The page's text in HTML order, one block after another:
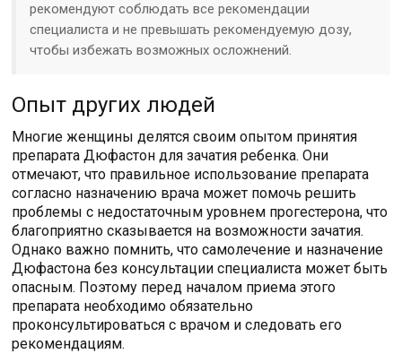
рекомендуют соблюдать все рекомендации
специалиста и не превышать рекомендуемую дозу,
чтобы избежать возможных осложнений.
Опыт других людей
Многие женщины делятся своим опытом принятия
препарата Дюфастон для зачатия ребенка. Они
отмечают, что правильное использование препарата
согласно назначению врача может помочь решить
проблемы с недостаточным уровнем прогестерона, что
благоприятно сказывается на возможности зачатия.
Однако важно помнить, что самолечение и назначение
Дюфастона без консультации специалиста может быть
опасным. Поэтому перед началом приема этого
препарата необходимо обязательно
проконсультироваться с врачом и следовать его
рекомендациям.